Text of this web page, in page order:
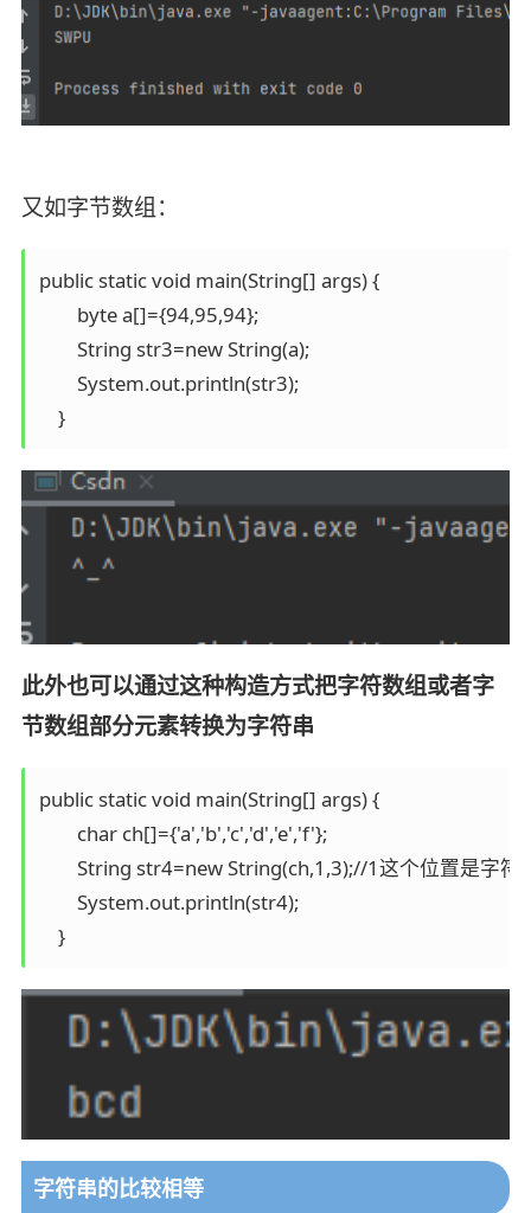
又如字节数组：
public static void main(String[] args) {
        byte a[]={94,95,94};
        String str3=new String(a);
        System.out.println(str3);
    }
此外也可以通过这种构造方式把字符数组或者字
节数组部分元素转换为字符串
public static void main(String[] args) {
        char ch[]={'a','b','c','d','e','f'};
String str4=new String(ch,1,3);//1这个位置是
        System.out.println(str4);
    }
字符串的比较相等